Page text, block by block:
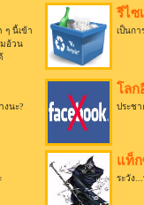
ๆ นี้เข้า
อ้วน
รีไซ
เป็นก
งนะ?
โล
ประช
แท็
ระวัง